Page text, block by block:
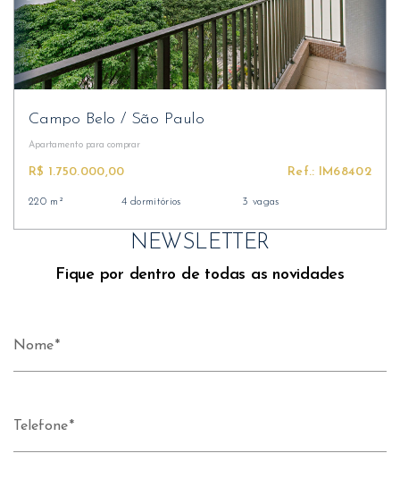
Campo Belo/ São Paulo
Apartamento para comprar
R$ 1.750.000,00 Ref.: IM68402
220 m² 4 dormitórios 3 vagas
NEWSLETTER
Fique por dentro de todas as novidades
Nome
Telefone